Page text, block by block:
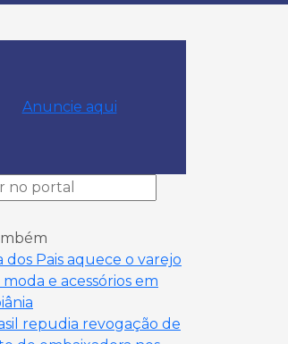
Anuncie aqui
dos Pais aquece o varejo
e acessórios em
repudia revogação de